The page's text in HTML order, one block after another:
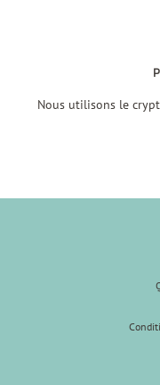
Nous utilisons le